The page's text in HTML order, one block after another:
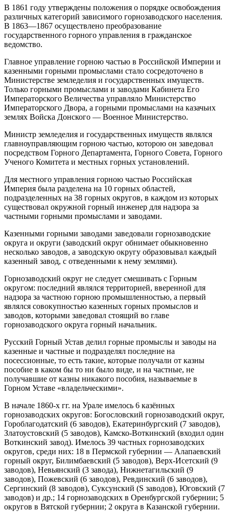
В 1861 году утверждены положения о порядке освобождения
различных категорий зависимого горнозаводского населения.
В 1863—1867 осуществлено преобразование
государственного горного управления в гражданское
ведомство.
Главное управление горною частью в Российской Империи и
казенными горными промыслами стало сосредоточено в
Министерстве земледелия и государственных имуществ.
Только горными промыслами и заводами Кабинета Его
Императорского Величества управляло Министерство
Императорского Двора, а горными промыслами на казачьих
землях Войска Донского — Военное Министерство.
Министр земледелия и государственных имуществ являлся
главноуправляющим горною частью, которою он заведовал
посредством Горного Департамента, Горного Совета, Горного
Ученого Комитета и местных горных установлений.
Для местного управления горною частью Российская
Империя была разделена на 10 горных областей,
подразделенных на 38 горных округов, в каждом из которых
существовал окружной горный инженер для надзора за
частными горными промыслами и заводами.
Казенными горными заводами заведовали горнозаводские
округа и округи (заводский округ обнимает обыкновенно
несколько заводов, а заводскую округу образовывал каждый
казенный завод, с отведенными к нему землями).
Горнозаводский округ не следует смешивать с Горным
округом: последний являлся территорией, вверенной для
надзора за частною горною промышленностью, а первый
являлся совокупностью казенных горных промыслов и
заводов, которыми заведовал стоящий во главе
горнозаводского округа горный начальник.
Русский Горный Устав делил горные промыслы и заводы на
казенные и частные и подразделял последние на
посессионные, то есть такие, которые получали от казны
пособие в каком бы то ни было виде, и на частные, не
получавшие от казны никакого пособия, называемые в
Горном Уставе «владельческими».
В начале 1860-х гг. на Урале имелось 6 казённых
горнозаводских округов: Богословский горнозаводский округ,
Гороблагодатский (6 заводов), Екатеринбургский (7 заводов),
Златоустовский (5 заводов), Камско-Воткинский (входил один
Воткинский завод). Имелось 39 частных горнозаводских
округов, среди них: 18 в Пермской губернии — Алапаевский
горный округ, Билимбаевский (5 заводов), Верх-Исетский (9
заводов), Невьянский (3 завода), Нижнетагильский (9
заводов), Пожевский (6 заводов), Ревдинский (6 заводов),
Сергинский (8 заводов), Суксунский (S заводов), Юговский (7
заводов) и др.; 14 горнозаводских в Оренбургской губернии; 5
округов в Вятской губернии; 2 округа в Казанской губернии.